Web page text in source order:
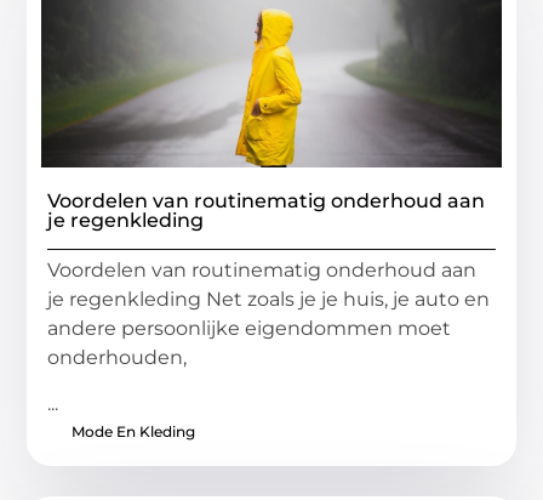
Voordelen van routinematig onderhoud aan
je regenkleding
Voordelen van routinematig onderhoud aan
je regenkleding Net zoals je je huis, je auto en
andere persoonlijke eigendommen moet
onderhouden,
...
Mode En Kleding